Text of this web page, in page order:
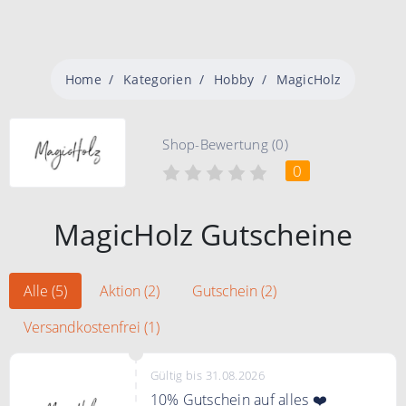
Home Kategorien Hobby MagicHolz
Shop-Bewertung (0)
0
MagicHolz Gutscheine
Alle (5) Aktion (2)
Gutschein (2)
Versandkostenfrei (1)
Gültig bis 31.08.2026
10% Gutschein auf alles ❤️